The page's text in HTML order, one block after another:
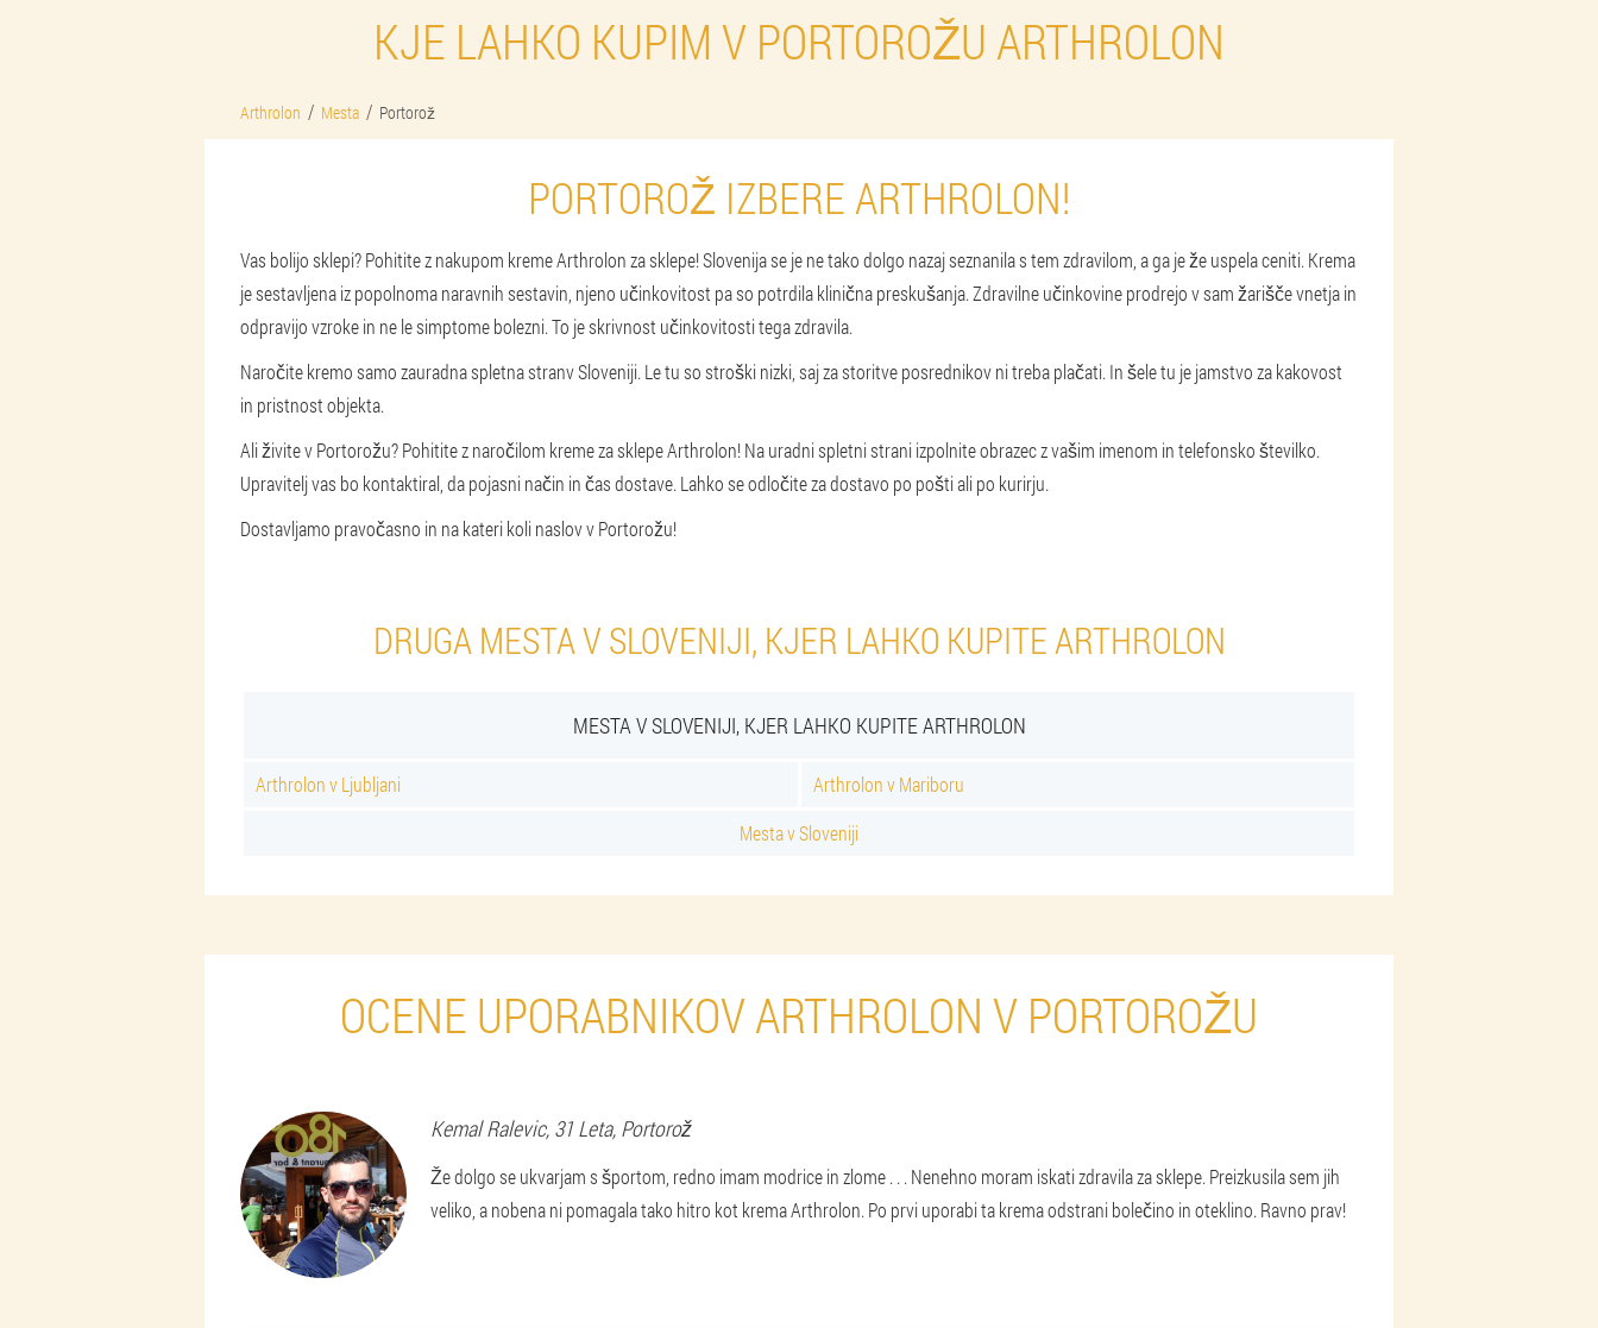
KJE LAHKO KUPIM V PORTOROŽU ARTHROLON
Arthrolon Mesta Portorož
PORTOROŽ IZBERE ARTHROLON!
Vas bolijo sklepi? Pohitite z nakupom kreme Arthrolon za sklepe! Slovenija se je ne tako dolgo nazaj seznanila s tem zdravilom, a ga je že uspela ceniti. Krema
je sestavljena iz popolnoma naravnih sestavin, njeno učinkovitost pa so potrdila klinična preskušanja. Zdravilne učinkovine prodrejo v sam žarišče vnetja in
odpravijo vzroke in ne le simptome bolezni. To je skrivnost učinkovitosti tega zdravila.
Naročite kremo samo zauradna spletna stranv Sloveniji. Le tu so stroški nizki, saj za storitve posrednikov ni treba plačati. In šele tu je jamstvo za kakovost
in pristnost objekta.
Ali živite v Portorožu? Pohitite z naročilom kreme za sklepe Arthrolon! Na uradni spletni strani izpolnite obrazec z vašim imenom in telefonsko številko.
Upravitelj vas bo kontaktiral, da pojasni način in čas dostave. Lahko se odločite za dostavo po pošti ali po kurirju.
Dostavljamo pravočasno in na kateri koli naslov v Portorožu!
DRUGA MESTA V SLOVENIJI, KJER LAHKO KUPITE ARTHROLON
MESTA V SLOVENIJI, KJER LAHKO KUPITE ARTHROLON
Arthrolon v Ljubljani
Arthrolon v Mariboru
Mesta v Sloveniji
OCENE UPORABNIKOV ARTHROLON V PORTOROŽU
Kemal Ralevic, 31 Leta, Portorož
Že dolgo se ukvarjam s športom, redno imam modrice in zlome . . . Nenehno moram iskati zdravila za sklepe. Preizkusila sem jih
veliko, a nobena ni pomagala tako hitro kot krema Arthrolon. Po prvi uporabi ta krema odstrani bolečino in oteklino. Ravno prav!